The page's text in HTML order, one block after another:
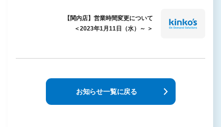
【関内店】営業時間変更について
＜2023年1月11日（水）～ ＞
お知らせ一覧に戻る